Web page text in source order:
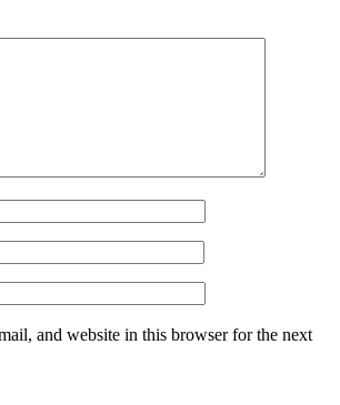
and website in this browser for the next